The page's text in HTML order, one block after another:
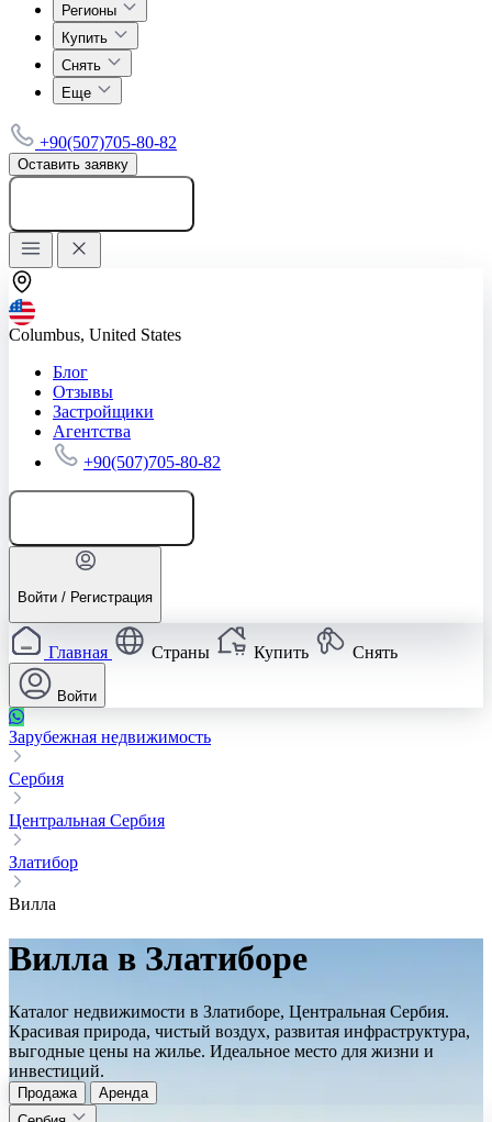
Регионы
Купить
Снять
Еще
+90(507)705-80-82
Оставить заявку
Columbus, United States
Блог
Отзывы
Застройщики
Агентства
+90(507)705-80-82
Войти / Регистрация
Главная Страны Купить Снять
Войти
Зарубежная недвижимость
Сербия
Центральная Сербия
Златибор
Вилла
Вилла в Златиборе
Каталог недвижимости в Златиборе, Центральная Сербия.
Красивая природа, чистый воздух, развитая инфраструктура,
выгодные цены на жилье. Идеальное место для жизни и
инвестиций.
Продажа
Аренда